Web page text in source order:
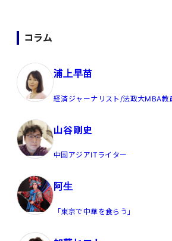
コラム
浦上早苗
経済ジャーナリスト/法政大MBA
山谷剛史
中国アジアITライター
阿生
「東京で中華を食らう」